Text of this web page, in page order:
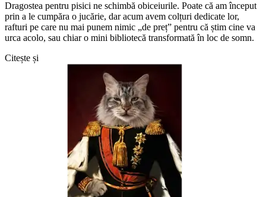
Dragostea pentru pisici ne schimbă obiceiurile. Poate că am început
prin a le cumpăra o jucărie, dar acum avem colțuri dedicate lor,
rafturi pe care nu mai punem nimic „de preț” pentru că știm cine va
urca acolo, sau chiar o mini bibliotecă transformată în loc de somn.
Citește și